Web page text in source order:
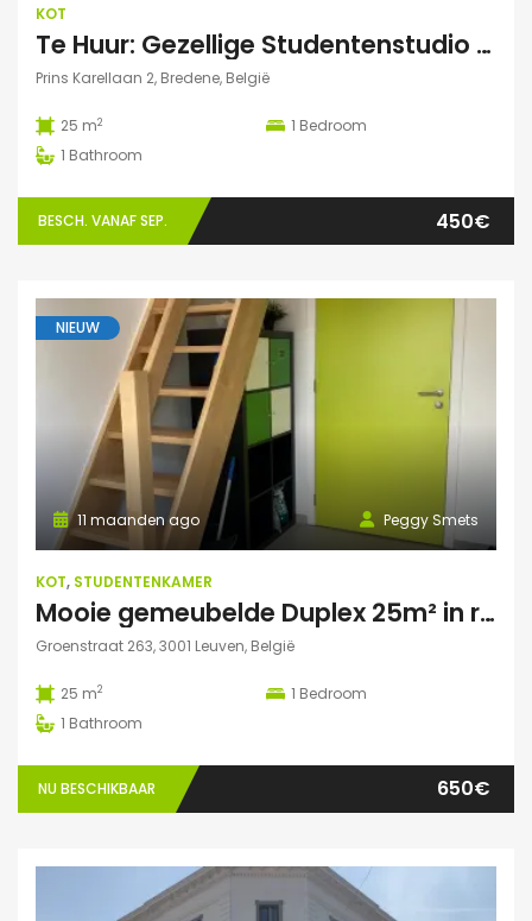
KOT
Te Huur: Gezellige Studentenstudio 25m² in Bredene Duinen – Dicht bij Zee en VIVES!
Prins Karellaan 2, Bredene, België
25 m2 1 Bedroom
1 Bathroom
BESCH. VANAF SEP. 450€
NIEUW
Peggy Smets
11 maanden ago
KOT, STUDENTENKAMER
Mooie gemeubelde Duplex 25m² in residentie met tuin
Groenstraat 263, 3001 Leuven, België
25 m2 1 Bedroom
1 Bathroom
NU BESCHIKBAAR 650€